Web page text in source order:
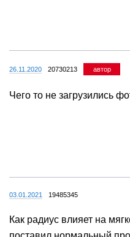
26.11.2020 20730213 автор
Чего то не загрузились
03.01.2021 19485345
Как радиус влияет на